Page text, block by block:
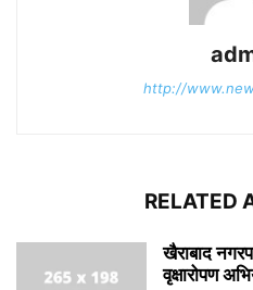
http://
RELATED
खैराबाद
वृक्षारोपण